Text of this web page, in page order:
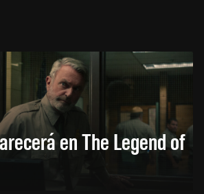
en The Legend of